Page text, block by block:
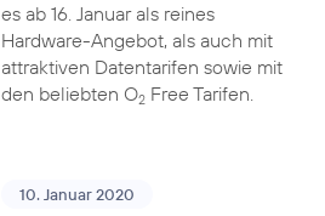
es ab 16. Januar als reines
Hardware-Angebot, als auch mit
attraktiven Datentarifen sowie mit
den beliebten O2Free Tarifen.
10. Januar 2020